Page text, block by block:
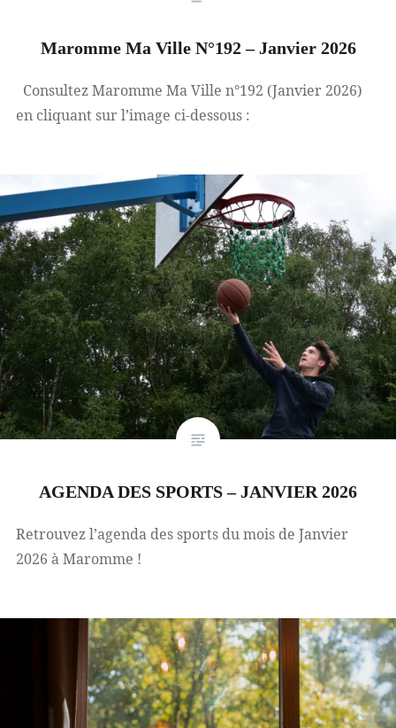
Maromme Ma Ville N°192 – Janvier 2026
Consultez Maromme Ma Ville n°192 (Janvier 2026)
en cliquant sur l’image ci-dessous :
AGENDA DES SPORTS – JANVIER 2026
Retrouvez l’agenda des sports du mois de Janvier
2026 à Maromme !